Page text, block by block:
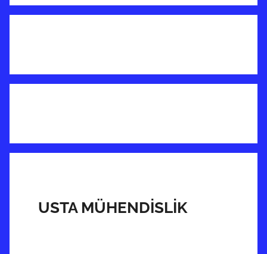
USTA MÜHENDİSLİK